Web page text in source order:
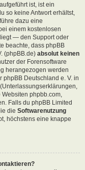
ist, ist ein
so keine Antwort erhältst,
dazu eine
einem kostenlosen
liegt — den Support oder
beachte, dass phpBB
(phpBB.de) absolut keinen
der Forensoftware
herangezogen werden
Deutschland e. V. in
Websiten phpbb.com,
Falls du phpBB Limited
die Softwarenutzung
höchstens eine knappe